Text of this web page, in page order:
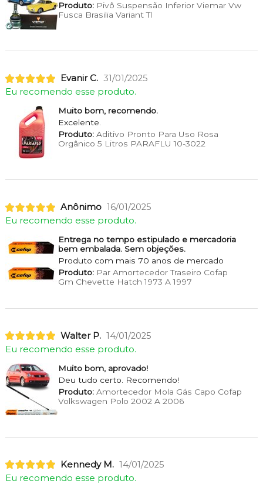
Produto:Pivô Suspensão Inferior Viemar Vw
Fusca Brasilia Variant Tl
Evanir C. 31/01/2025
Eu recomendo esse produto.
Muito bom, recomendo.
Excelente.
Produto:Aditivo Pronto Para Uso Rosa
Orgânico 5 Litros PARAFLU 10-3022
Anônimo 16/01/2025
Eu recomendo esse produto.
Entrega no tempo estipulado e mercadoria
bem embalada. Sem objeções.
Produto com mais 70 anos de mercado
Produto:Par Amortecedor Traseiro Cofap
Gm Chevette Hatch 1973 A 1997
Walter P. 14/01/2025
Eu recomendo esse produto.
Muito bom, aprovado!
Deu tudo certo. Recomendo!
Produto:Amortecedor Mola Gás Capo Cofap
Volkswagen Polo 2002 A 2006
Kennedy M. 14/01/2025
Eu recomendo esse produto.